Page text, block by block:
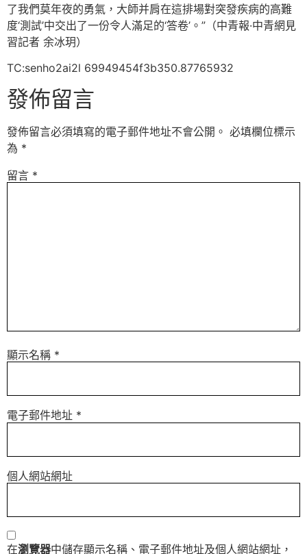
了我們莫年夜的勇氣，大師并肩在這排場對突發疾病的高難
度‘測試’中交出了一份令人滿足的‘答卷’。”（中青報·中青網見
習記者 余冰玥）
TC:senho2ai2l 69949454f3b350.87765932
發佈留言
發佈留言必須填寫的電子郵件地址不會公開。 必填欄位標示
為 *
留言 *
顯示名稱 *
電子郵件地址 *
個人網站網址
在瀏覽器中儲存顯示名稱、電子郵件地址及個人網站網址，